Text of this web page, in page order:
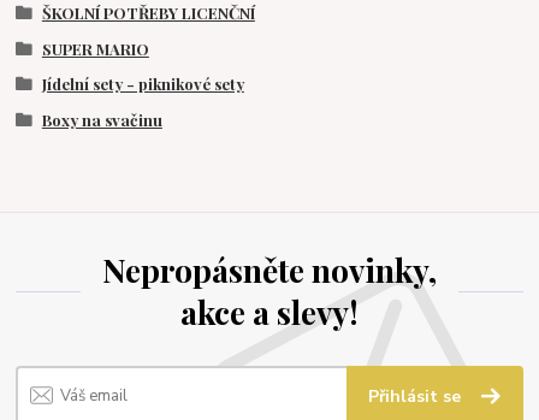
ŠKOLNÍ POTŘEBY LICENČNÍ
SUPER MARIO
Jídelní sety - piknikové sety
Boxy na svačinu
Nepropásněte novinky,
akce a slevy!
Přihlásit se